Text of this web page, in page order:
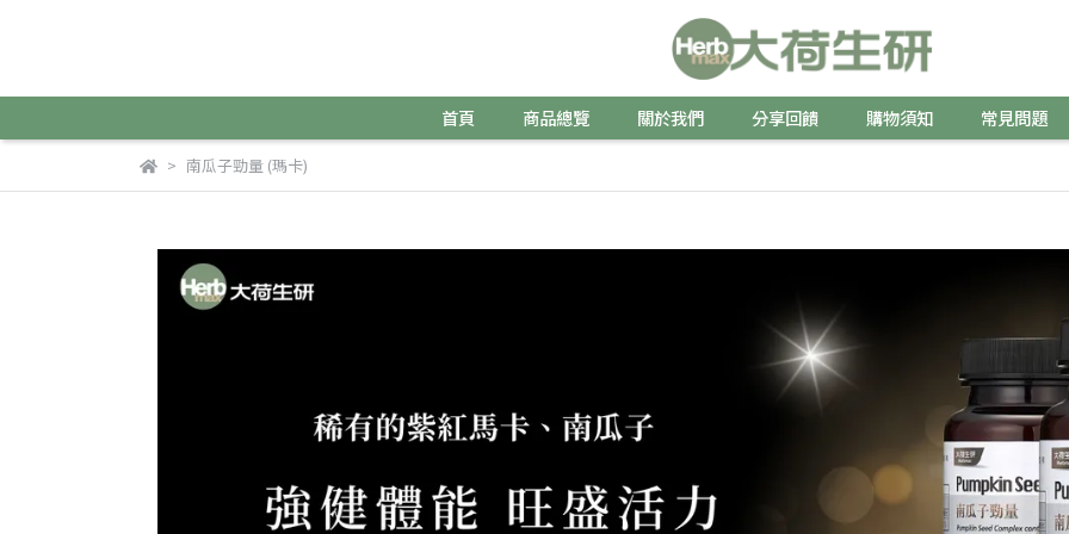
首頁 商品總覽 關於我們 分享回饋 購物須知 常見問題
南瓜子勁量 (瑪卡)